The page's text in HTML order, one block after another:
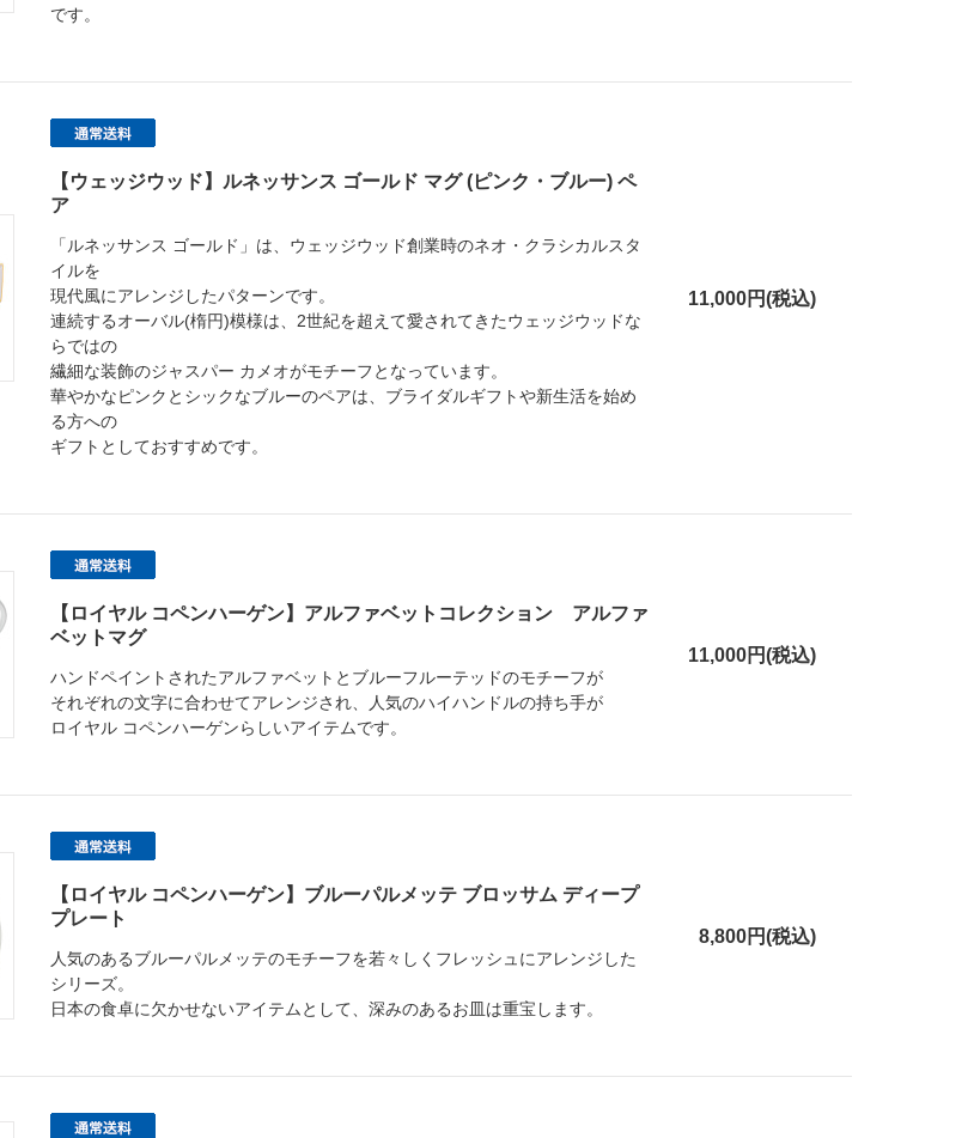
です。
【ウェッジウッド】ルネッサンス ゴールド マグ (ピンク・ブルー) ペ
ア
「ルネッサンス ゴールド」は、ウェッジウッド創業時のネオ・クラシカルスタ
イルを
現代風にアレンジしたパターンです。
連続するオーバル(楕円)模様は、2世紀を超えて愛されてきたウェッジウッドな
らではの
繊細な装飾のジャスパー カメオがモチーフとなっています。
華やかなピンクとシックなブルーのペアは、ブライダルギフトや新生活を始め
る方への
ギフトとしておすすめです。
11,000円(税込)
【ロイヤル コペンハーゲン】アルファベットコレクション アルファ
ベットマグ
ハンドペイントされたアルファベットとブルーフルーテッドのモチーフが
それぞれの文字に合わせてアレンジされ、人気のハイハンドルの持ち手が
ロイヤル コペンハーゲンらしいアイテムです。
11,000円(税込)
【ロイヤル コペンハーゲン】ブルーパルメッテ ブロッサム ディープ
プレート
人気のあるブルーパルメッテのモチーフを若々しくフレッシュにアレンジした
シリーズ。
日本の食卓に欠かせないアイテムとして、深みのあるお皿は重宝します。
8,800円(税込)